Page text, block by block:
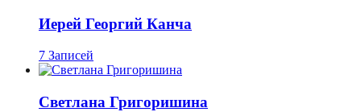
Иерей Георгий Канча
7 Записей
Светлана Григоришина